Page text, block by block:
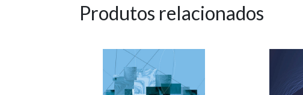
Produtos relacionados